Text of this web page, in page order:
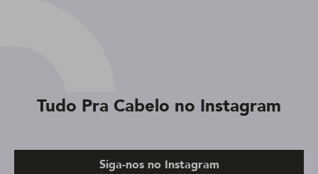
Tudo Pra Cabelo no Instagram
Siga-nos no Instagram